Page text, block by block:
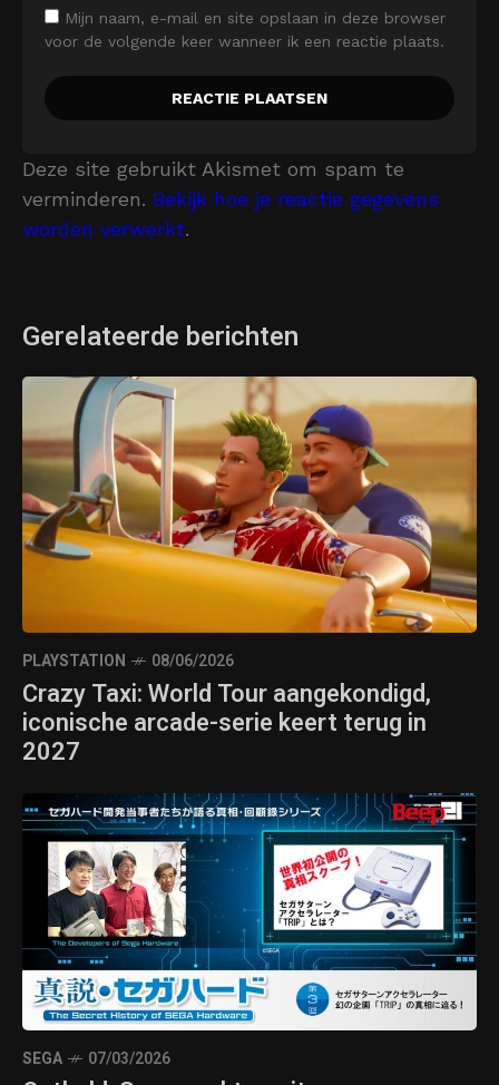
Mijn naam, e-mail en site opslaan in deze browser
voor de volgende keer wanneer ik een reactie plaats.
Deze site gebruikt Akismet om spam te
verminderen. Bekijk hoe je reactie gegevens
worden verwerkt.
Gerelateerde berichten
PLAYSTATION 08/06/2026
Crazy Taxi: World Tour aangekondigd,
iconische arcade-serie keert terug in
2027
SEGA 07/03/2026